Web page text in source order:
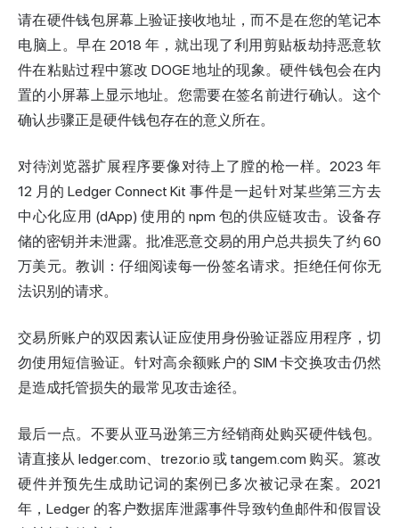
请在硬件钱包屏幕上验证接收地址，而不是在您的笔记本
电脑上。早在 2018 年，就出现了利用剪贴板劫持恶意软
件在粘贴过程中篡改 DOGE 地址的现象。硬件钱包会在内
置的小屏幕上显示地址。您需要在签名前进行确认。这个
确认步骤正是硬件钱包存在的意义所在。
对待浏览器扩展程序要像对待上了膛的枪一样。2023 年
12 月的 Ledger Connect Kit 事件是一起针对某些第三方去
中心化应用 (dApp) 使用的 npm 包的供应链攻击。设备存
储的密钥并未泄露。批准恶意交易的用户总共损失了约 60
万美元。教训：仔细阅读每一份签名请求。拒绝任何你无
法识别的请求。
交易所账户的双因素认证应使用身份验证器应用程序，切
勿使用短信验证。针对高余额账户的 SIM 卡交换攻击仍然
是造成托管损失的最常见攻击途径。
最后一点。不要从亚马逊第三方经销商处购买硬件钱包。
请直接从 ledger.com、trezor.io 或 tangem.com 购买。篡改
硬件并预先生成助记词的案例已多次被记录在案。2021
年，Ledger 的客户数据库泄露事件导致钓鱼邮件和假冒设